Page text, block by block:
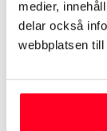
medier,
delar också
webbplatsen
2025 års
Låg